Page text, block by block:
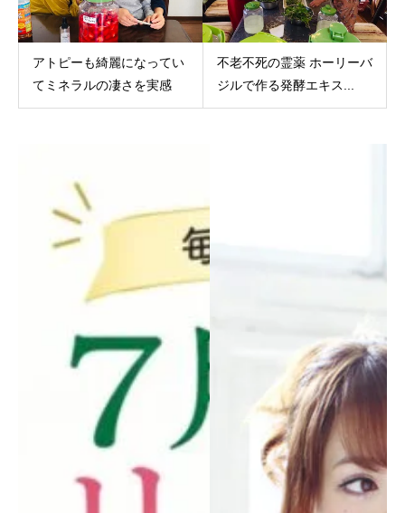
アトピーも綺麗になってい
てミネラルの凄さを実感
不老不死の霊薬 ホーリーバ
ジルで作る発酵エキス...